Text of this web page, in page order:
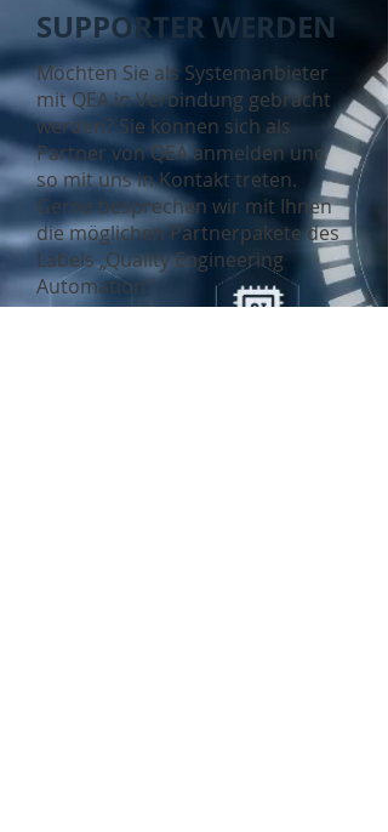
SUPPORTER WERDEN
Möchten Sie als Systemanbieter
mit QEA in Verbindung gebracht
werden? Sie können sich als
Partner von QEA anmelden und
so mit uns in Kontakt treten.
Gerne besprechen wir mit Ihnen
die möglichen Partnerpakete des
Labels „Quality Engineering
Automation“.